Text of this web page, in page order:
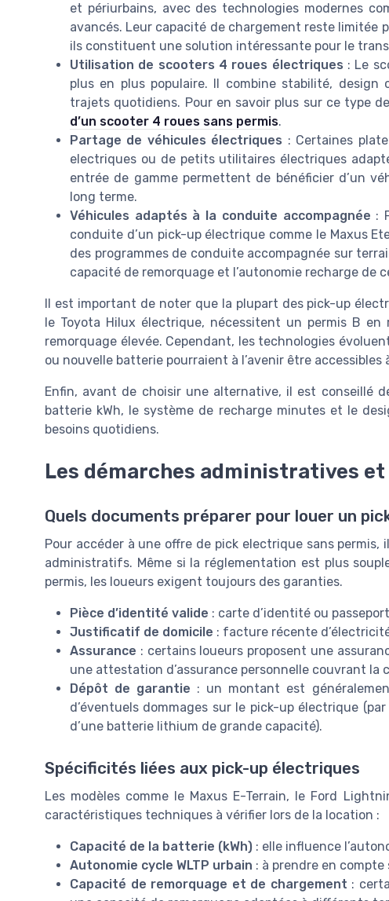
et périurbains, avec des technologies modernes
avancés. Leur capacité de chargement reste limitée
ils constituent une solution intéressante pour le
Utilisation de scooters 4 roues électriques : Le
plus en plus populaire. Il combine stabilité,
trajets quotidiens. Pour en savoir plus sur ce type
d’un scooter 4 roues sans permis.
Partage de véhicules électriques : Certaines
electriques ou de petits utilitaires électriques
entrée de gamme permettent de bénéficier d’un
long terme.
Véhicules adaptés à la conduite accompagnée :
conduite d’un pick-up électrique comme le Maxus
des programmes de conduite accompagnée sur
capacité de remorquage et l’autonomie recharge de
Il est important de noter que la plupart des pick-up
le Toyota Hilux électrique, nécessitent un permis B
remorquage élevée. Cependant, les technologies
ou nouvelle batterie pourraient à l’avenir être accessibles
Enfin, avant de choisir une alternative, il est conseillé
batterie kWh, le système de recharge minutes et le
besoins quotidiens.
Les démarches administratives
Quels documents préparer pour louer un
Pour accéder à une offre de pick electrique sans
administratifs. Même si la réglementation est plus
permis, les loueurs exigent toujours des garanties.
Pièce d’identité valide : carte d’identité ou
Justificatif de domicile : facture récente
Assurance : certains loueurs proposent une
une attestation d’assurance personnelle couvrant la
Dépôt de garantie : un montant est
d’éventuels dommages sur le pick-up électrique
d’une batterie lithium de grande capacité).
Spécificités liées aux pick-up électriques
Les modèles comme le Maxus E-Terrain, le Ford
caractéristiques techniques à vérifier lors de la location :
Capacité de la batterie (kWh) : elle influence
Autonomie cycle WLTP urbain : à prendre en
Capacité de remorquage et de chargement :